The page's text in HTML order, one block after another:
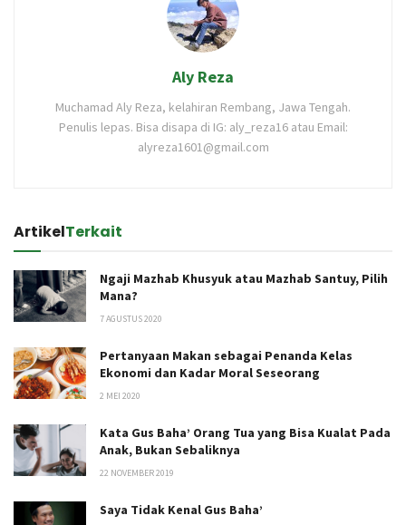
Aly Reza
Muchamad Aly Reza, kelahiran Rembang, Jawa Tengah.
Penulis lepas. Bisa disapa di IG: aly_reza16 atau Email:
alyreza1601@gmail.com
ArtikelTerkait
Ngaji Mazhab Khusyuk atau Mazhab Santuy, Pilih
Mana?
7 AGUSTUS 2020
Pertanyaan Makan sebagai Penanda Kelas
Ekonomi dan Kadar Moral Seseorang
2 MEI 2020
Kata Gus Baha’ Orang Tua yang Bisa Kualat Pada
Anak, Bukan Sebaliknya
22 NOVEMBER 2019
Saya Tidak Kenal Gus Baha’